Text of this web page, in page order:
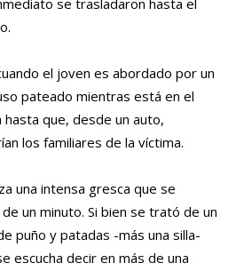
se trasladaron hasta el
el joven es abordado por un
pateado mientras está en el
hasta que, desde un auto,
los familiares de la víctima.
una intensa gresca que se
un minuto. Si bien se trató de un
puño y patadas -más una silla-
escucha decir en más de una